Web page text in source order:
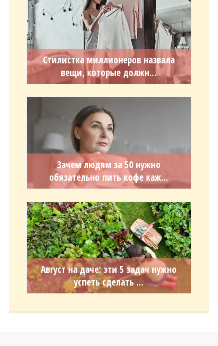
Стилистка миллионеров назвала
вещи, которые должн...
Зачем людям за 50 нужно
обязательно пить кофе каж...
Август на даче: эти 5 задач нужно
успеть сделать ...